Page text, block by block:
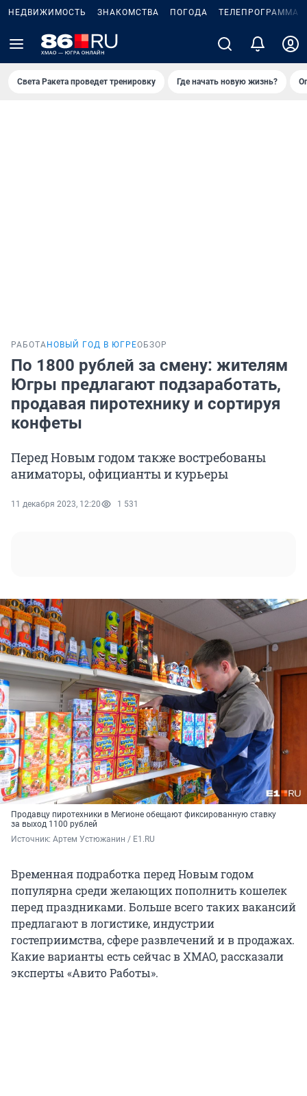
НЕДВИЖИМОСТЬ ЗНАКОМСТВА ПОГОДА ТЕЛЕПРОГРАММА
Света Ракета проведет тренировку Где начать новую жизнь?
РАБОТА НОВЫЙ ГОД В ЮГРЕОБЗОР
По 1800 рублей за смену: жителям
Югры предлагают подзаработать,
продавая пиротехнику и сортируя
конфеты
Перед Новым годом также востребованы
аниматоры, официанты и курьеры
11 декабря 2023, 12:20 1 531
Продавцу пиротехники в Мегионе обещают фиксированную ставку
за выход 1100 рублей
Источник: Артем Устюжанин / E1.RU
Временная подработка перед Новым годом
популярна среди желающих пополнить кошелек
перед праздниками. Больше всего таких вакансий
предлагают в логистике, индустрии
гостеприимства, сфере развлечений и в продажах.
Какие варианты есть сейчас в ХМАО, рассказали
эксперты «Авито Работы».